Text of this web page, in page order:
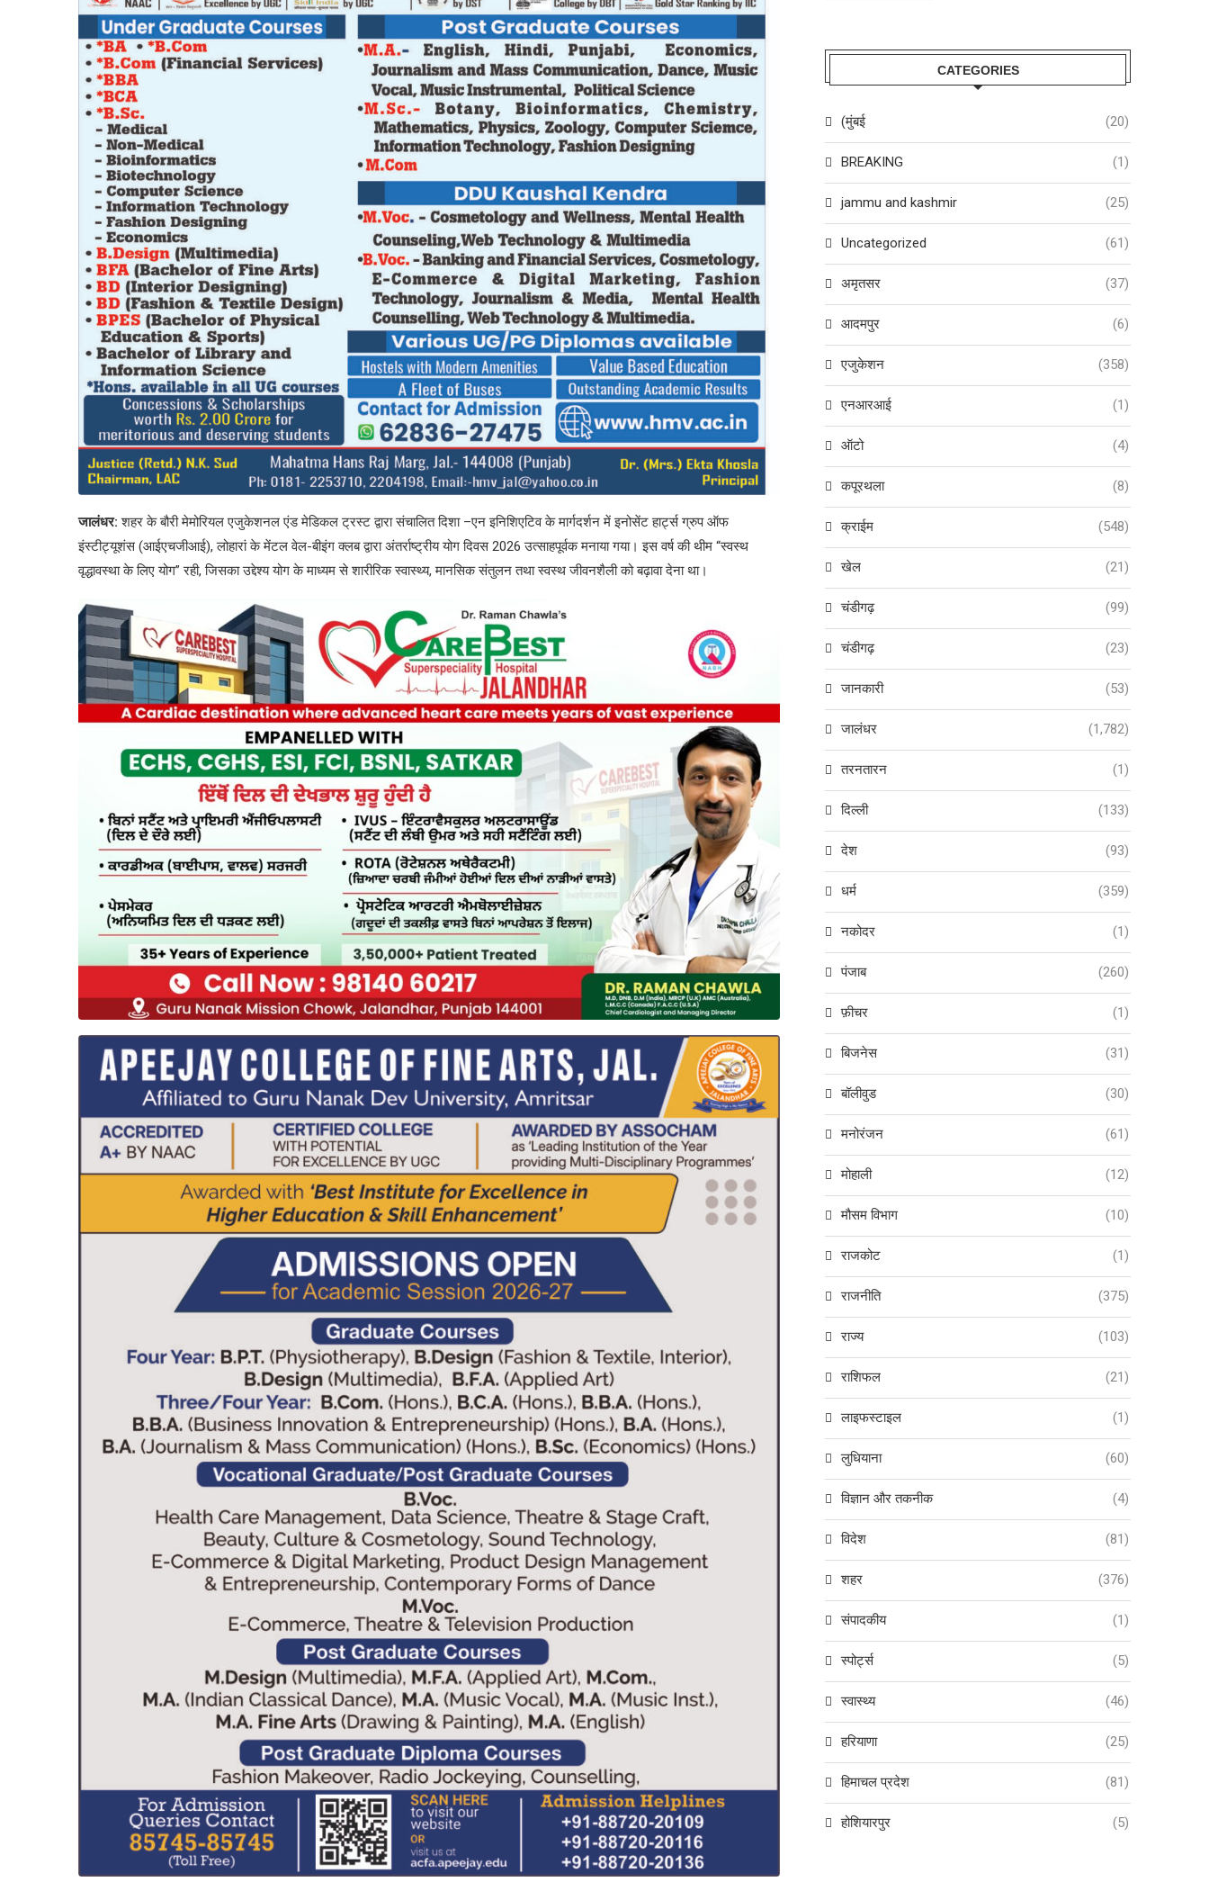
जालंधर: शहर के बौरी मेमोरियल एजुकेशनल एंड मेडिकल ट्रस्ट द्वारा संचालित दिशा –एन इनिशिएटिव के मार्गदर्शन में इनोसेंट हार्ट्स ग्रुप ऑफ
इंस्टीट्यूशंस (आईएचजीआई), लोहारां के मेंटल वेल-बीइंग क्लब द्वारा अंतर्राष्ट्रीय योग दिवस 2026 उत्साहपूर्वक मनाया गया। इस वर्ष की थीम “स्वस्थ
वृद्धावस्था के लिए योग” रही, जिसका उद्देश्य योग के माध्यम से शारीरिक स्वास्थ्य, मानसिक संतुलन तथा स्वस्थ जीवनशैली को बढ़ावा देना था।
CATEGORIES
(मुंबई (20)
BREAKING (1)
jammu and kashmir (25)
Uncategorized (61)
अमृतसर (37)
आदमपुर (6)
एजुकेशन (358)
एनआरआई (1)
ऑटो (4)
कपूरथला (8)
क्राईम (548)
खेल (21)
चंडीगढ़ (99)
चंडीगढ़ (23)
जानकारी (53)
जालंधर (1,782)
तरनतारन (1)
दिल्ली (133)
देश (93)
धर्म (359)
नकोदर (1)
पंजाब (260)
फ़ीचर (1)
बिजनेस (31)
बॉलीवुड (30)
मनोरंजन (61)
मोहाली (12)
मौसम विभाग (10)
राजकोट (1)
राजनीति (375)
राज्य (103)
राशिफल (21)
लाइफस्टाइल (1)
लुधियाना (60)
विज्ञान और तकनीक (4)
विदेश (81)
शहर (376)
संपादकीय (1)
स्पोर्ट्स (5)
स्वास्थ्य (46)
हरियाणा (25)
हिमाचल प्रदेश (81)
होशियारपुर (5)